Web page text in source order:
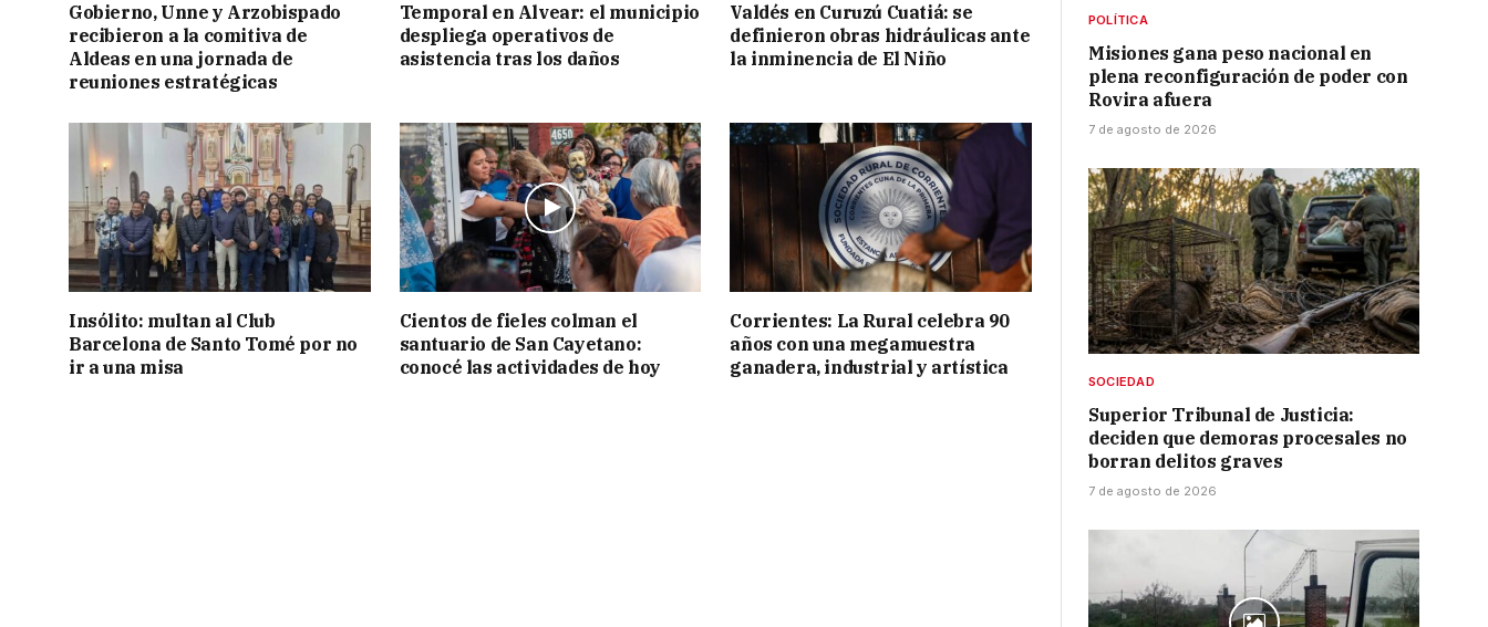
Gobierno, Unne y Arzobispado
recibieron a la comitiva de
Aldeas en una jornada de
reuniones estratégicas
Temporal en Alvear: el municipio
despliega operativos de
asistencia tras los daños
Valdés en Curuzú Cuatiá: se
definieron obras hidráulicas ante
la inminencia de El Niño
Insólito: multan al Club
Barcelona de Santo Tomé por no
ir a una misa
Cientos de fieles colman el
santuario de San Cayetano:
conocé las actividades de hoy
Corrientes: La Rural celebra 90
años con una megamuestra
ganadera, industrial y artística
POLÍTICA
Misiones gana peso nacional en
plena reconfiguración de poder con
Rovira afuera
7 de agosto de 2026
SOCIEDAD
Superior Tribunal de Justicia:
deciden que demoras procesales no
borran delitos graves
7 de agosto de 2026